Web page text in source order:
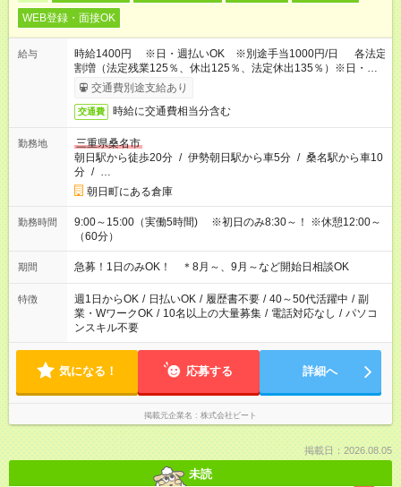
WEB登録・面接OK
給与
時給1400円 ※日・週払いOK ※別途手当1000円/日 各法定
割増（法定残業125％、休出125％、法定休出135％）※日・週
払いOK
交通費別途支給あり
交通費 時給に交通費相当分含む
勤務地
三重県桑名市
朝日駅から徒歩20分 / 伊勢朝日駅から車5分 / 桑名駅から車10
分 / …
朝日町にある倉庫
勤務時間
9:00～15:00（実働5時間) ※初日のみ8:30～！ ※休憩12:00～
（60分）
期間 急募！1日のみOK！ ＊8月～、9月～など開始日相談OK
特徴 週1日からOK / 日払いOK / 履歴書不要 / 40～50代活躍中 / 副
業・WワークOK / 10名以上の大量募集 / 電話対応なし / パソコ
ンスキル不要
気になる！ 応募する 詳細へ
掲載元企業名 株式会社ビート
掲載日：2026.08.05
未読